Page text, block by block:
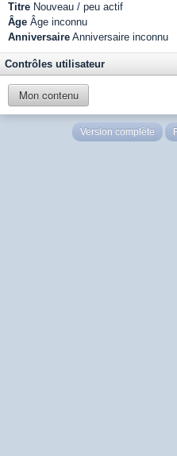
Titre Nouveau / peu actif
Âge Âge inconnu
Anniversaire Anniversaire inconnu
Contrôles utilisateur
Mon contenu
Version complète